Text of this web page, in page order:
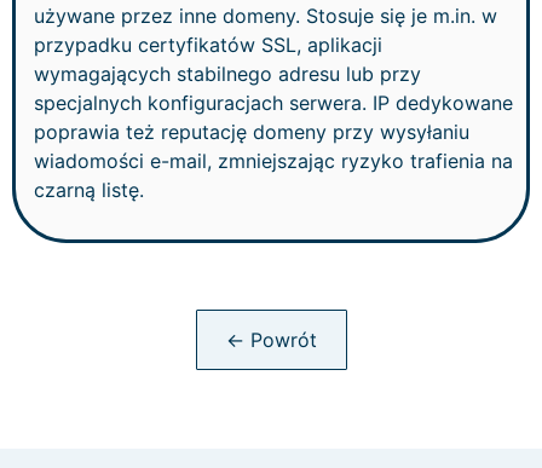
używane przez inne domeny. Stosuje się je m.in. w
przypadku certyfikatów SSL, aplikacji
wymagających stabilnego adresu lub przy
specjalnych konfiguracjach serwera. IP dedykowane
poprawia też reputację domeny przy wysyłaniu
wiadomości e-mail, zmniejszając ryzyko trafienia na
czarną listę.
← Powrót